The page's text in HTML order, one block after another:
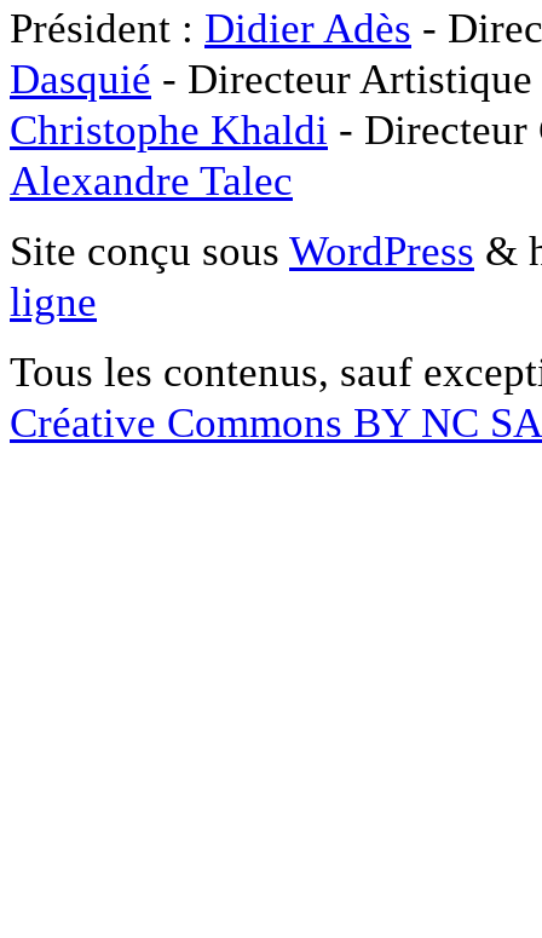
Président : Didier Adès -
Dasquié - Directeur
Christophe Khaldi -
Alexandre Talec
Site conçu sous WordPress &
ligne
Tous les contenus, sauf
Créative Commons BY NC SA